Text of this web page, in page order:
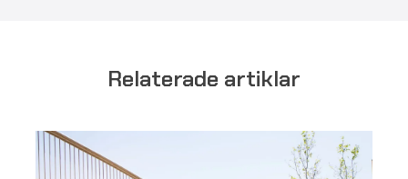
Relaterade artiklar